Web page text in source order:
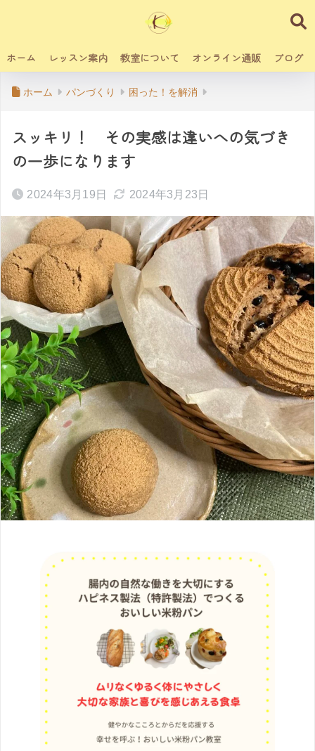
ホーム レッスン案内 教室について オンライン通販 ブログ
ホーム パンづくり 困った！を解消
スッキリ！ その実感は違いへの気づき
の一歩になります
2024年3月19日 2024年3月23日